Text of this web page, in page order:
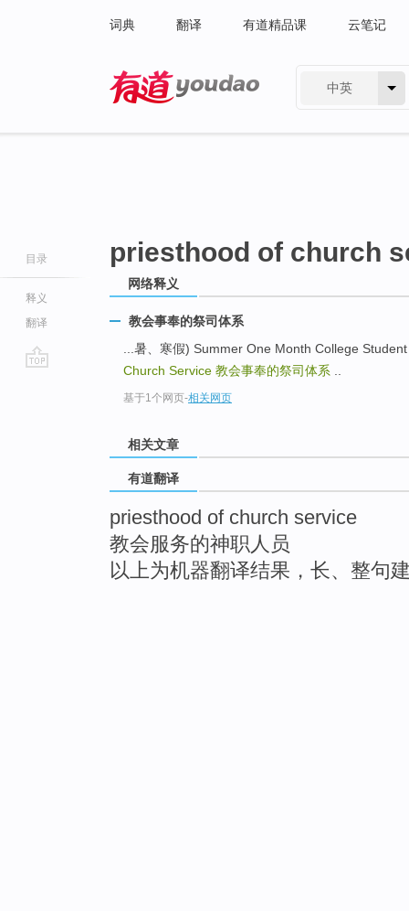
词典 翻译 有道精品课 云笔记
中英
目录
释义
翻译
priesthood of church
网络释义
教会事奉的祭司体系
...暑、寒假) Summer One Month College
Church Service 教会事奉的祭司体系
基于1个网页-相关网页
相关文章
有道翻译
priesthood of church service
教会服务的神职人员
以上为机器翻译结果，长、整句